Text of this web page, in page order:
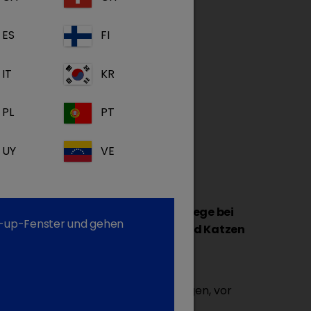
zur Therapiebegleitenden Pflege bei
Für Hunde und Katzen
bedingten Hautveränderungen, vor
ES FI
IT KR
PL PT
UY VE
up-Fenster und gehen